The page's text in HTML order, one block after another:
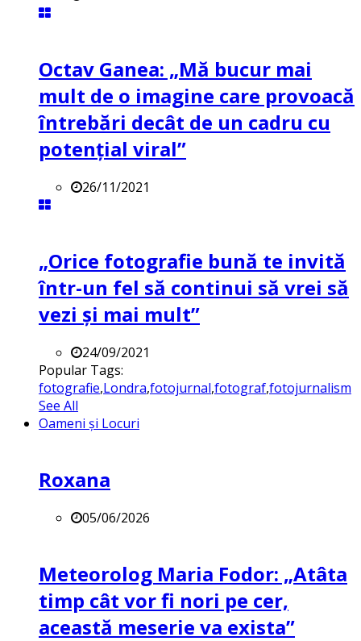
Octav Ganea: „Mă bucur mai
mult de o imagine care provoacă
întrebări decât de un cadru cu
potenţial viral”
26/11/2021
„Orice fotografie bună te invită
într-un fel să continui să vrei să
vezi și mai mult”
24/09/2021
Popular Tags:
fotografie,Londra,fotojurnal,fotograf,fotojurnalism
See All
Oameni și Locuri
Roxana
05/06/2026
Meteorolog Maria Fodor: „Atâta
timp cât vor fi nori pe cer,
această meserie va exista”